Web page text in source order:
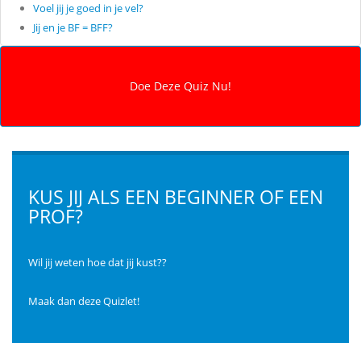
Voel jij je goed in je vel?
Jij en je BF = BFF?
KUS JIJ ALS EEN BEGINNER OF EEN
PROF?
Wil jij weten hoe dat jij kust??
Maak dan deze Quizlet!